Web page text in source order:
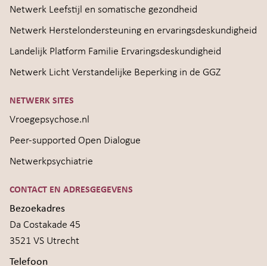
Netwerk Leefstijl en somatische gezondheid
Netwerk Herstelondersteuning en ervaringsdeskundigheid
Landelijk Platform Familie Ervaringsdeskundigheid
Netwerk Licht Verstandelijke Beperking in de GGZ
NETWERK SITES
Vroegepsychose.nl
Peer-supported Open Dialogue
Netwerkpsychiatrie
CONTACT EN ADRESGEGEVENS
Bezoekadres
Da Costakade 45
3521 VS Utrecht
Telefoon